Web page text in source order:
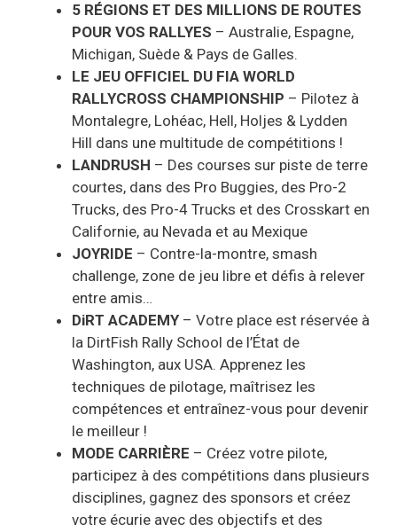
5 RÉGIONS ET DES MILLIONS DE ROUTES
POUR VOS RALLYES – Australie, Espagne,
Michigan, Suède & Pays de Galles.
LE JEU OFFICIEL DU FIA WORLD
RALLYCROSS CHAMPIONSHIP – Pilotez à
Montalegre, Lohéac, Hell, Holjes & Lydden
Hill dans une multitude de compétitions !
LANDRUSH – Des courses sur piste de terre
courtes, dans des Pro Buggies, des Pro-2
Trucks, des Pro-4 Trucks et des Crosskart en
Californie, au Nevada et au Mexique
JOYRIDE – Contre-la-montre, smash
challenge, zone de jeu libre et défis à relever
entre amis…
DiRT ACADEMY– Votre place est réservée à
la DirtFish Rally School de l’État de
Washington, aux USA. Apprenez les
techniques de pilotage, maîtrisez les
compétences et entraînez-vous pour devenir
le meilleur !
MODE CARRIÈRE – Créez votre pilote,
participez à des compétitions dans plusieurs
disciplines, gagnez des sponsors et créez
votre écurie avec des objectifs et des